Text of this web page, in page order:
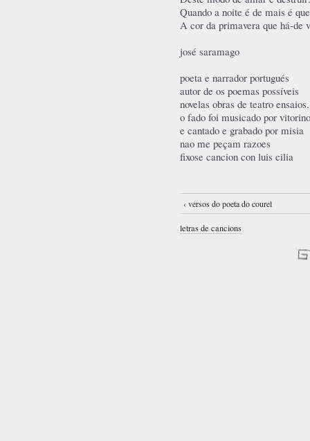
Quando a noite é de mais é
A cor da primavera que há-de
josé saramago
poeta e narrador portugués
autor de os poemas possíveis
novelas obras de teatro
o fado foi musicado por vitorino
e cantado e grabado por misia
nao me peçam razoes
fixose cancion con luis cilia
‹ versos do poeta do courel
letras de cancions